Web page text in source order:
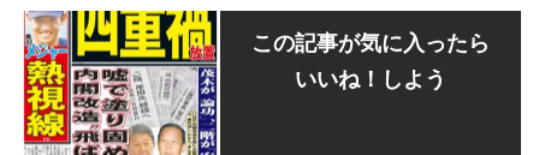
この記事が気に入ったら
いいね！しよう